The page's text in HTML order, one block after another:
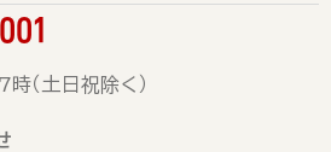
（土日祝除く）